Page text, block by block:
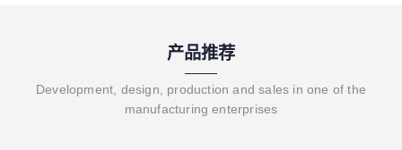
产品推荐
Development, design, production and sales in one of the
manufacturing enterprises